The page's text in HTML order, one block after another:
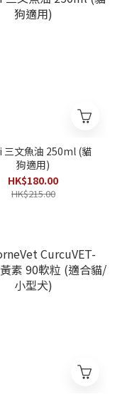
三文魚油 250ml (貓
狗適用)
HK$180.00
HK$215.00